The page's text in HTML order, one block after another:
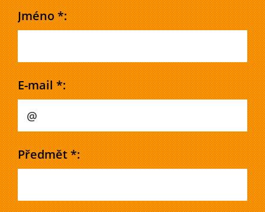
Jméno *:
E-mail *:
Předmět *: